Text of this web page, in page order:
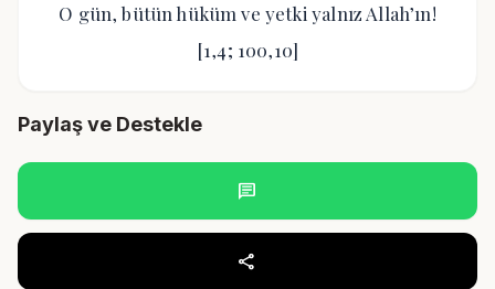
O gün, bütün hüküm ve yetki yalnız Allah’ın!
[1,4; 100,10]
Paylaş ve Destekle
chat
share